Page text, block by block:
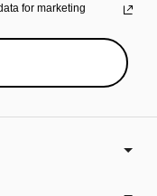
for marketing